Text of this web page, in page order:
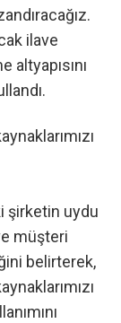
ilave
şirketin uydu
müşteri
belirterek,